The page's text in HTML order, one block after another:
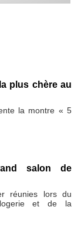
plus chère au
la montre « 5
salon de
réunies lors du
et de la